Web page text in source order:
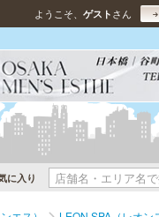
ようこそ、 ゲスト さん
に入り